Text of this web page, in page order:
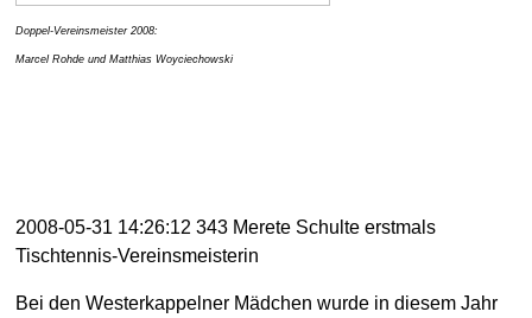
Doppel-Vereinsmeister 2008:
Marcel Rohde und Matthias Woyciechowski
2008-05-31 14:26:12 343 Merete Schulte erstmals
Tischtennis-Vereinsmeisterin
Bei den Westerkappelner Mädchen wurde in diesem Jahr